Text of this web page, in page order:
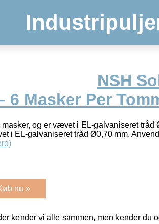
NSH
6 Masker Per
og er vævet i EL-galvaniseret
i EL-galvaniseret tråd Ø0,70 mm.
nu »
kender vi alle sammen, men kender du